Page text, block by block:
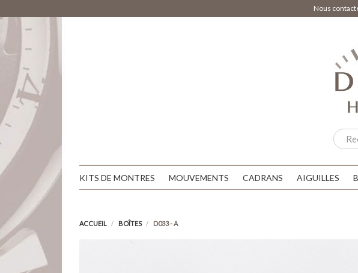
Nous
KITS DE MONTRES MOUVEMENTS CADRANS AIGUILLES
ACCUEIL BOÎTES D033 - A